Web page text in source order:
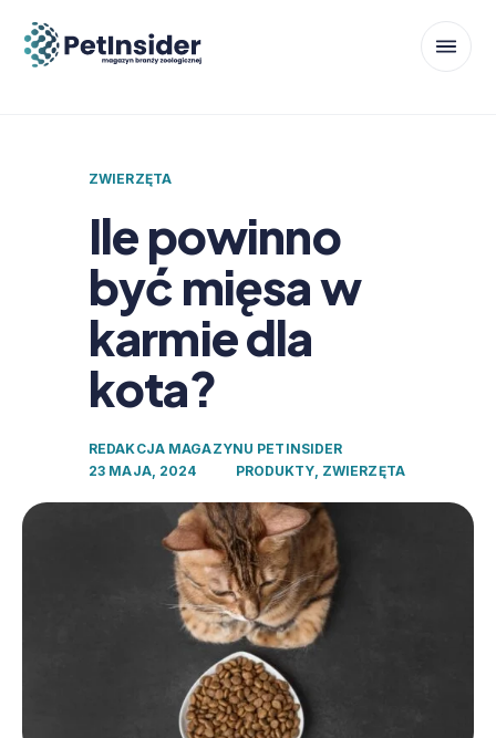
ZWIERZĘTA
Ile powinno
być mięsa w
karmie dla
kota?
REDAKCJA MAGAZYNU PETINSIDER
23 MAJA, 2024
PRODUKTY, ZWIERZĘTA